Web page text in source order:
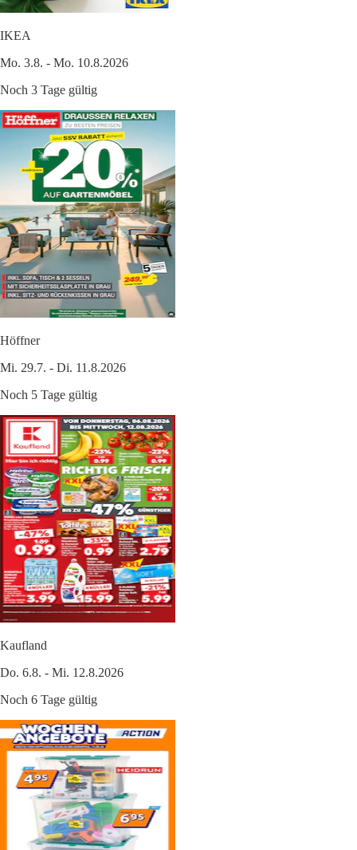
IKEA
Mo. 3.8. - Mo. 10.8.2026
Noch 3 Tage gültig
Höffner
Mi. 29.7. - Di. 11.8.2026
Noch 5 Tage gültig
Kaufland
Do. 6.8. - Mi. 12.8.2026
Noch 6 Tage gültig